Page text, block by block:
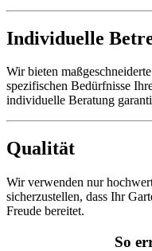
Individuelle
Wir bieten
spezifischen Bedürfnisse
individuelle Beratung
Qualität
Wir verwenden nur
sicherzustellen, dass Ihr
Freude bereitet.
So